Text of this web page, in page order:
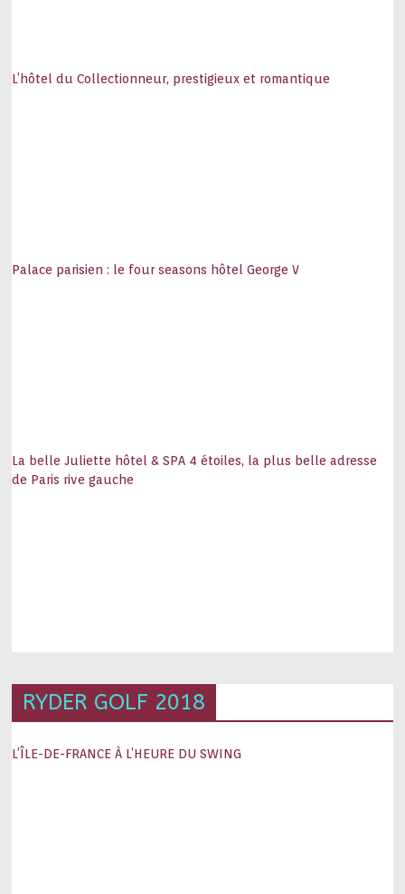
L’hôtel du Collectionneur, prestigieux et romantique
Palace parisien : le four seasons hôtel George V
La belle Juliette hôtel & SPA 4 étoiles, la plus belle adresse
de Paris rive gauche
RYDER GOLF 2018
L’ÎLE-DE-FRANCE À L’HEURE DU SWING